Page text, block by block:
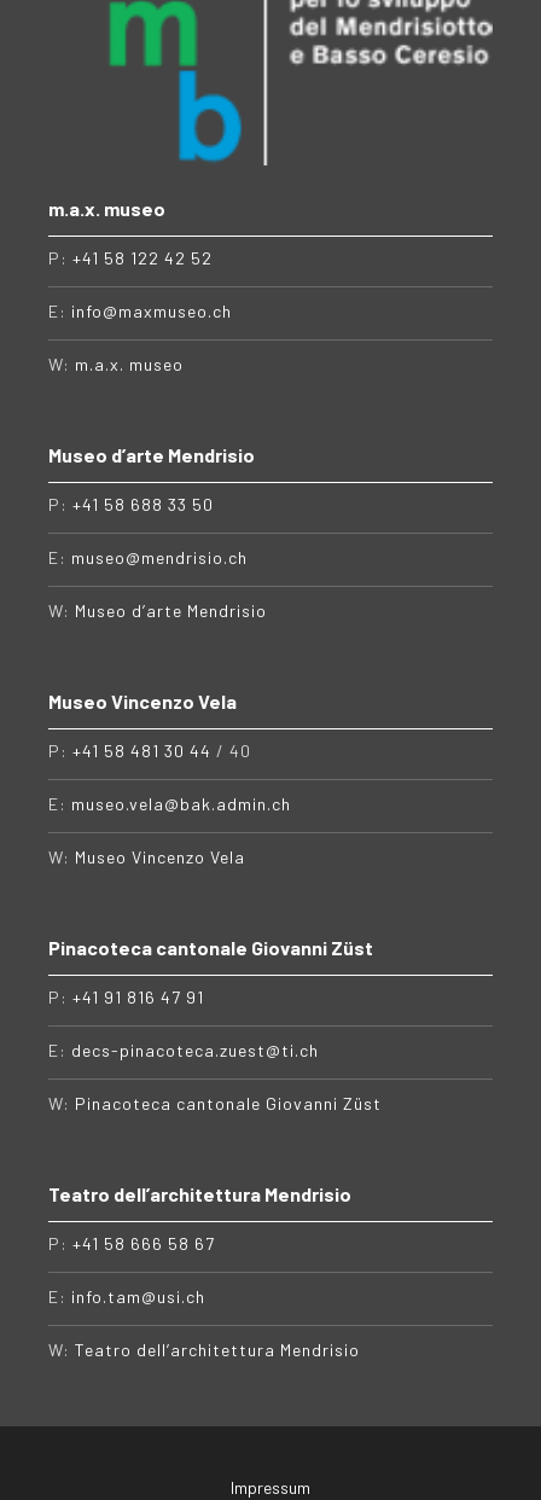
m.a.x. museo
P: +41 58 122 42 52
E: info@maxmuseo.ch
W: m.a.x. museo
Museo d’arte Mendrisio
P: +41 58 688 33 50
E: museo@mendrisio.ch
W: Museo d’arte Mendrisio
Museo Vincenzo Vela
P: +41 58 481 30 44 / 40
E: museo.vela@bak.admin.ch
W: Museo Vincenzo Vela
Pinacoteca cantonale Giovanni Züst
P: +41 91 816 47 91
E: decs-pinacoteca.zuest@ti.ch
W: Pinacoteca cantonale Giovanni Züst
Teatro dell’architettura Mendrisio
P: +41 58 666 58 67
E: info.tam@usi.ch
W: Teatro dell’architettura Mendrisio
Impressum